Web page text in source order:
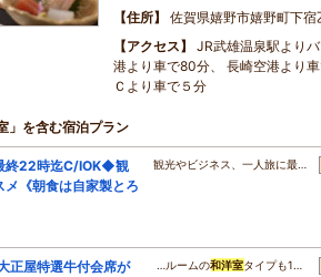
住所
佐賀県嬉野市嬉野町下
アクセス
JR武雄温泉駅より
港より車で80分、 長崎空港より
Ｃより車で５分
」を含む宿泊プラン
終22時迄C/IOK◆観
《朝食は自家製とろ
観光やビジネス、一人旅に最…
正屋特選牛付会席が
…ルームの和洋室タイプも1…